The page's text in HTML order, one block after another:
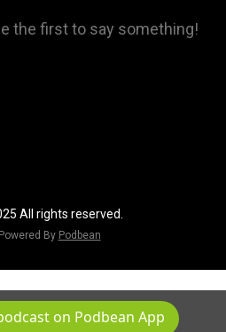
the first to say something!
All rights reserved.
By Podbean
on Podbean App